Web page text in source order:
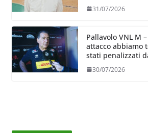
31/07/2026
Pallavolo VNL M
attacco abbiamo
stati penalizzati
30/07/2026